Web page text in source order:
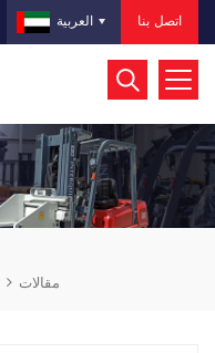
اتصل بنا العربية
مقالات